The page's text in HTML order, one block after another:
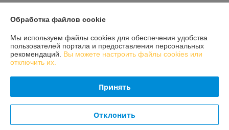
29.06.2026
Покупатель
Сделка подтверждена через корзину
Показать все отзывы
Обработка файлов cookie
Мы используем файлы cookies для обеспечения удобства
пользователей портала и предоставления персональных
рекомендаций. Вы можете настроить файлы cookies или
отключить их.
Принять
Отклонить